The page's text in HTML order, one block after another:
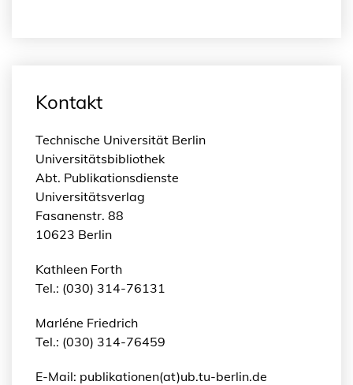
Kontakt
Technische Universität Berlin
Universitätsbibliothek
Abt. Publikationsdienste
Universitätsverlag
Fasanenstr. 88
10623 Berlin
Kathleen Forth
Tel.: (030) 314-76131
Marléne Friedrich
Tel.: (030) 314-76459
E-Mail: publikationen(at)ub.tu-berlin.de